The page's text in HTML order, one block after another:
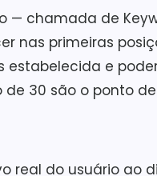
— chamada de
nas primeiras
estabelecida e
30 são o ponto
real do usuário ao